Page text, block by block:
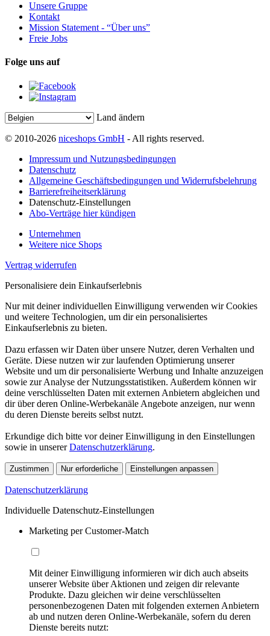
Unsere Gruppe
Kontakt
Mission Statement - “Über uns”
Freie Jobs
Folge uns auf
Land ändern
© 2010-2026 niceshops GmbH - All rights reserved.
Impressum und Nutzungsbedingungen
Datenschutz
Allgemeine Geschäftsbedingungen und Widerrufsbelehrung
Barrierefreiheitserklärung
Datenschutz-Einstellungen
Abo-Verträge hier kündigen
Unternehmen
Weitere nice Shops
Vertrag widerrufen
Personalisiere dein Einkaufserlebnis
Nur mit deiner individuellen Einwilligung verwenden wir Cookies
und weitere Technologien, um dir ein personalisiertes
Einkaufserlebnis zu bieten.
Dazu erfassen wir Daten über unsere Nutzer, deren Verhalten und
Geräte. Diese nutzen wir zur laufenden Optimierung unserer
Website und um dir personalisierte Werbung und Inhalte anzuzeigen
sowie zur Analyse der Nutzungsstatistiken. Außerdem können wir
deine verschlüsselten Daten mit externen Anbietern abgleichen und
dir über deren Online-Werbekanäle Angebote anzeigen, nur wenn
du deren Dienste bereits selbst nutzt.
Erkundige dich bitte vor deiner Einwilligung in den Einstellungen
sowie in unsererDatenschutzerklärung.
Zustimmen Nur erforderliche Einstellungen anpassen
Datenschutzerklärung
Individuelle Datenschutz-Einstellungen
Marketing per Customer-Match
Mit deiner Einwilligung informieren wir dich auch abseits
unserer Website über Aktionen und zeigen dir relevante
Produkte. Dazu gleichen wir deine verschlüsselten
personenbezogenen Daten mit folgenden externen Anbietern
ab und nutzen deren Online-Werbekanäle, sofern du deren
Dienste bereits nutzt: